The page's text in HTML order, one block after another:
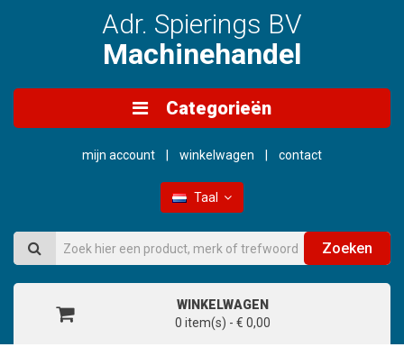
Adr. Spierings BV
Machinehandel
Categorieën
mijn account winkelwagen contact
Taal
Zoeken
WINKELWAGEN
0 item(s) - € 0,00